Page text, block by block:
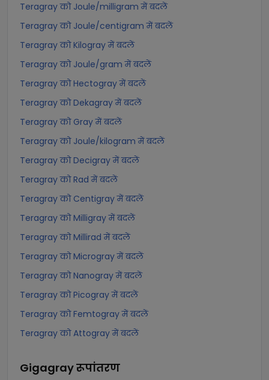
Teragray को Joule/milligram में बदलें
Teragray को Joule/centigram में बदलें
Teragray को Kilogray में बदलें
Teragray को Joule/gram में बदलें
Teragray को Hectogray में बदलें
Teragray को Dekagray में बदलें
Teragray को Gray में बदलें
Teragray को Joule/kilogram में बदलें
Teragray को Decigray में बदलें
Teragray को Rad में बदलें
Teragray को Centigray में बदलें
Teragray को Milligray में बदलें
Teragray को Millirad में बदलें
Teragray को Microgray में बदलें
Teragray को Nanogray में बदलें
Teragray को Picogray में बदलें
Teragray को Femtogray में बदलें
Teragray को Attogray में बदलें
Gigagrayरूपांतरण